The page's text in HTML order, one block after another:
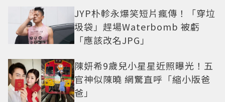
JYP朴軫永爆笑短片瘋傳！「穿垃
圾袋」趕場Waterbomb 被虧
「應該改名JPG」
陳妍希9歲兒小星星近照曝光！五
官神似陳曉 網驚直呼「縮小版爸
爸」